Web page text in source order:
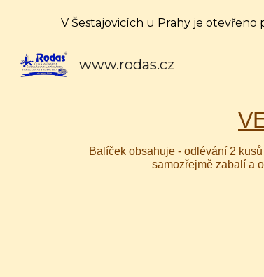
V Šestajovicích u Prahy je otevřeno
www.rodas.cz
Balíček obsahuje - odlévání 2
samozřejmě zabalí a